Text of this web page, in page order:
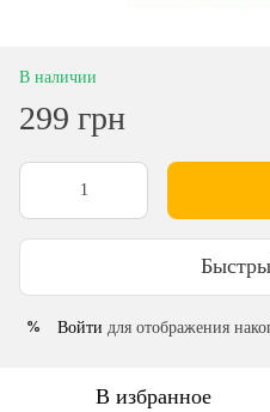
В наличии
299 грн
% Войти для отображения
В избранное